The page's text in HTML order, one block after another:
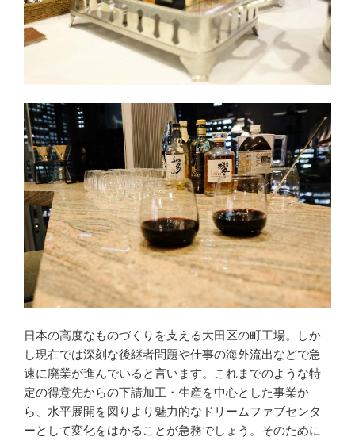
日本の高度なものづくりを支える大田区の町工場。しか
し現在では深刻な後継者問題や仕事の海外流出などで急
速に廃業が進んでいると言います。これまでのような特
定の得意先からの下請加工・生産を中心とした事業か
ら、水平展開を図りより魅力的なドリームファブセンタ
ーとして変化をはかることが急務でしょう。そのために